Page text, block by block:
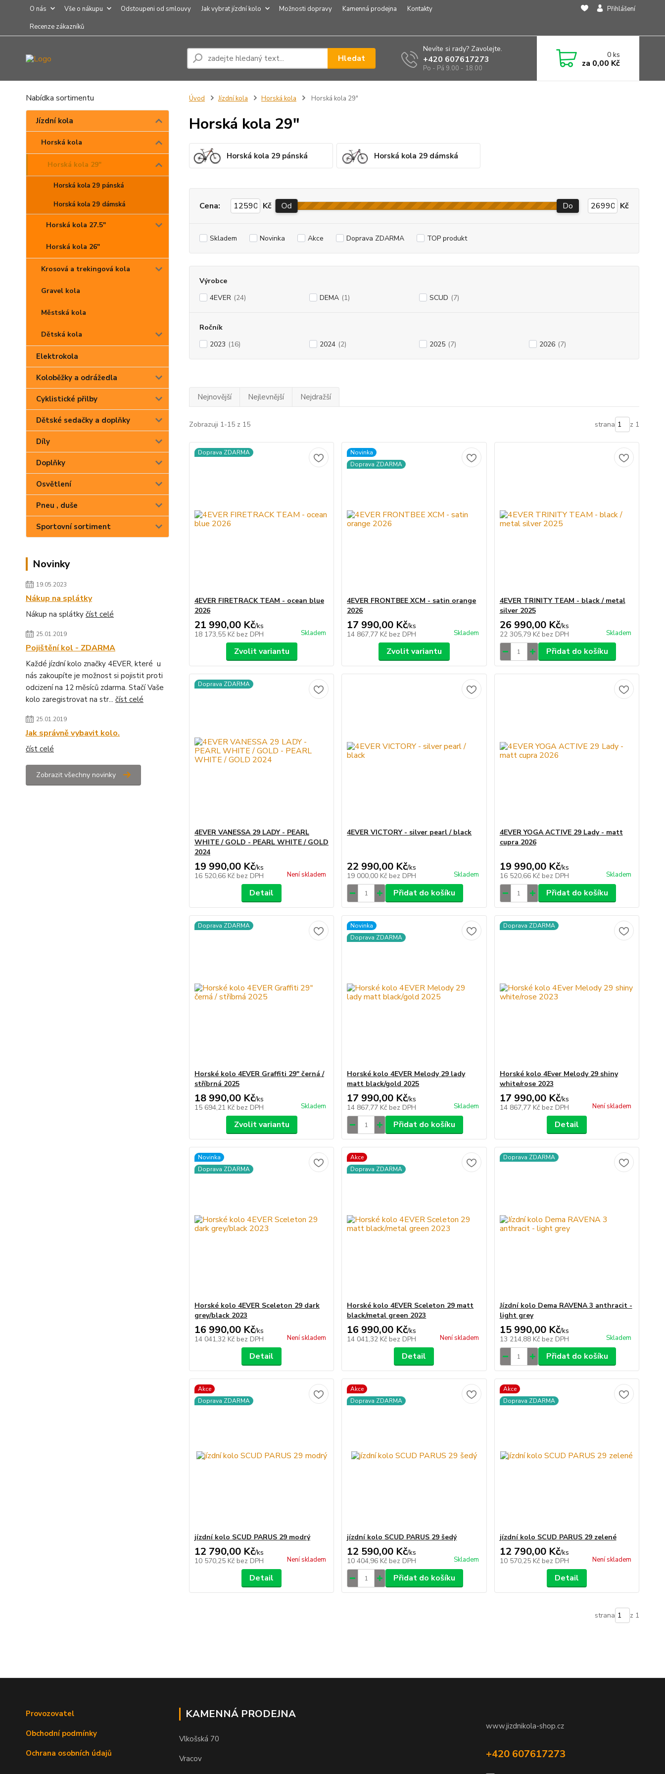
O nás Vše o nákupu Odstoupeni od smlouvy Jak vybrat jízdní kolo Možnosti dopravy Kamenná prodejna
Kontakty
Recenze zákazníků
Přihlášení
Hledat
Nevíte si rady? Zavolejte.
+420 607617273
Po - Pá 9.00 - 18.00
0ks
za 0,00 Kč
Nabídka sortimentu
Jízdní kola
Horská kola
Horská kola 29"
Horská kola 29 pánská
Horská kola 29 dámská
Horská kola 27.5"
Horská kola 26"
Krosová a trekingová kola
Gravel kola
Městská kola
Dětská kola
Elektrokola
Koloběžky a odrážedla
Cyklistické přilby
Dětské sedačky a doplňky
Díly
Doplňky
Osvětlení
Pneu , duše
Sportovní sortiment
Novinky
19.05.2023
Nákup na splátky
Nákup na splátky číst celé
25.01.2019
Pojištění kol - ZDARMA
Každé jízdní kolo značky 4EVER, které u
nás zakoupíte je možnost si pojistit proti
odcizení na 12 měsíců zdarma. Stačí Vaše
kolo zaregistrovat na str... číst celé
25.01.2019
Jak správně vybavit kolo.
číst celé
Zobrazit všechny novinky
Úvod Jízdní kola Horská kola Horská kola 29"
Horská kola 29"
Horská kola 29 pánská Horská kola 29 dámská
Cena: Kč Od Do Kč
Skladem Novinka Akce Doprava ZDARMA TOP produkt
Výrobce
4EVER (24) DEMA (1) SCUD (7)
Ročník
2023 (16) 2024 (2) 2025 (7) 2026 (7)
Nejnovější Nejlevnější Nejdražší
Zobrazuji 1-15 z 15 strana z 1
Doprava ZDARMA
4EVER FIRETRACK TEAM - ocean blue
2026
21 990,00 Kč/ks
18 173,55 Kč bez DPH Skladem
Zvolit variantu
Novinka
Doprava ZDARMA
4EVER FRONTBEE XCM - satin orange
2026
17 990,00 Kč/ks
14 867,77 Kč bez DPH Skladem
Zvolit variantu
4EVER TRINITY TEAM - black / metal
silver 2025
26 990,00 Kč/ks
22 305,79 Kč bez DPH Skladem
Přidat do košíku
Doprava ZDARMA
4EVER VANESSA 29 LADY - PEARL
WHITE / GOLD - PEARL WHITE / GOLD
2024
19 990,00 Kč/ks
16 520,66 Kč bez DPH Není skladem
Detail
4EVER VICTORY - silver pearl / black
22 990,00 Kč/ks
19 000,00 Kč bez DPH Skladem
Přidat do košíku
4EVER YOGA ACTIVE 29 Lady - matt
cupra 2026
19 990,00 Kč/ks
16 520,66 Kč bez DPH Skladem
Přidat do košíku
Doprava ZDARMA
Horské kolo 4EVER Graffiti 29" černá /
stříbrná 2025
18 990,00 Kč/ks
15 694,21 Kč bez DPH Skladem
Zvolit variantu
Novinka
Doprava ZDARMA
Horské kolo 4EVER Melody 29 lady
matt black/gold 2025
17 990,00 Kč/ks
14 867,77 Kč bez DPH Skladem
Přidat do košíku
Doprava ZDARMA
Horské kolo 4Ever Melody 29 shiny
white/rose 2023
17 990,00 Kč/ks
14 867,77 Kč bez DPH Není skladem
Detail
Novinka
Doprava ZDARMA
Horské kolo 4EVER Sceleton 29 dark
grey/black 2023
16 990,00 Kč/ks
14 041,32 Kč bez DPH Není skladem
Detail
Akce
Doprava ZDARMA
Horské kolo 4EVER Sceleton 29 matt
black/metal green 2023
16 990,00 Kč/ks
14 041,32 Kč bez DPH Není skladem
Detail
Doprava ZDARMA
Jízdní kolo Dema RAVENA 3 anthracit -
light grey
15 990,00 Kč/ks
13 214,88 Kč bez DPH Skladem
Přidat do košíku
Akce
Doprava ZDARMA
jízdní kolo SCUD PARUS 29 modrý
12 790,00 Kč/ks
10 570,25 Kč bez DPH Není skladem
Detail
Akce
Doprava ZDARMA
jízdní kolo SCUD PARUS 29 šedý
12 590,00 Kč/ks
10 404,96 Kč bez DPH Skladem
Přidat do košíku
Akce
Doprava ZDARMA
jízdní kolo SCUD PARUS 29 zelené
12 790,00 Kč/ks
10 570,25 Kč bez DPH Není skladem
Detail
strana z 1
Provozovatel
Obchodní podmínky
Ochrana osobních údajů
KAMENNÁ PRODEJNA
Vlkošská 70
Vracov
www.jizdnikola-shop.cz
+420 607617273